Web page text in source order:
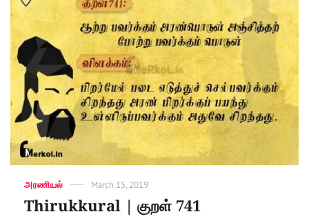
Categories
அரணியல்
Posted
March 15, 2019
Thirukkural | குறள் 741